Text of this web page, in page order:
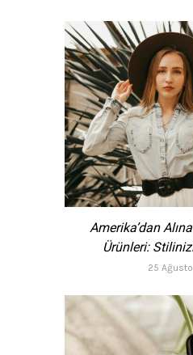
Amerika’dan
Ürünleri:
25